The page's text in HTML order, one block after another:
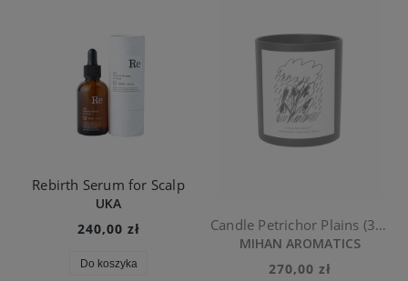
Rebirth Serum for Scalp
UKA
240,00 zł
Do koszyka
Candle Petrichor Plains (300g)
MIHAN AROMATICS
270,00 zł